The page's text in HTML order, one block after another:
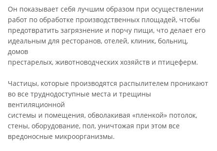
Он показывает себя лучшим образом при осуществлении
работ по обработке производственных площадей, чтобы
предотвратить загрязнение и порчу пищи, что делает его
идеальным для ресторанов, отелей, клиник, больниц,
домов
престарелых, животноводческих хозяйств и птицеферм.
Частицы, которые производятся распылителем проникают
во все труднодоступные места и трещины
вентиляционной
системы и помещения, обволакивая «пленкой» потолок,
стены, оборудование, пол, уничтожая при этом все
вредоносные микроорганизмы.